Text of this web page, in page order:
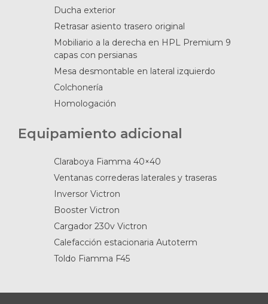
Ducha exterior
Retrasar asiento trasero original
Mobiliario a la derecha en HPL Premium 9
capas con persianas
Mesa desmontable en lateral izquierdo
Colchonería
Homologación
Equipamiento adicional
Claraboya Fiamma 40×40
Ventanas correderas laterales y traseras
Inversor Victron
Booster Victron
Cargador 230v Victron
Calefacción estacionaria Autoterm
Toldo Fiamma F45